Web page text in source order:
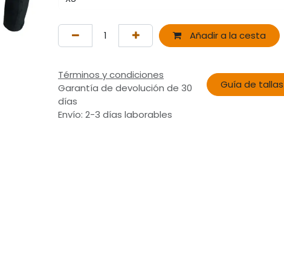
Añadir a la cesta
Términos y condiciones
Garantía de devolución de 30
días
Envío: 2-3 días laborables
Guía de tallas